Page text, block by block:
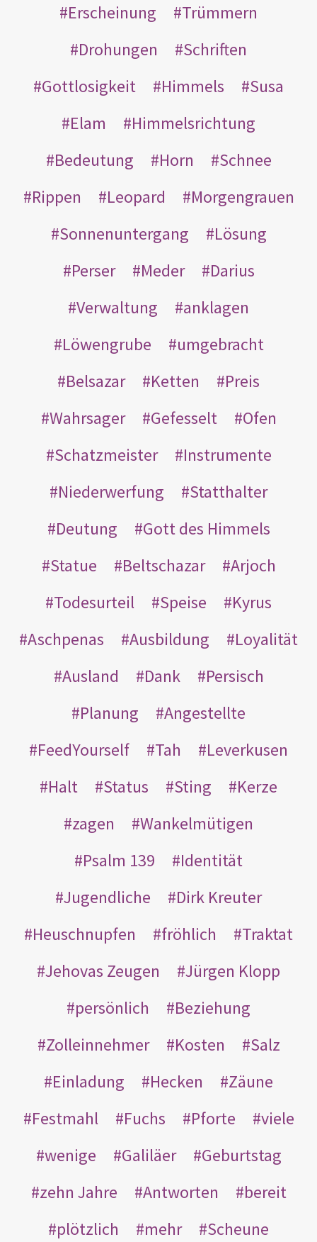
Erscheinung
Trümmern
Drohungen
Schriften
Gottlosigkeit
Himmels
Susa
Elam
Himmelsrichtung
Bedeutung
Horn
Schnee
Rippen
Leopard
Morgengrauen
Sonnenuntergang
Lösung
Perser
Meder
Darius
Verwaltung
anklagen
Löwengrube
umgebracht
Belsazar
Ketten
Preis
Wahrsager
Gefesselt
Ofen
Schatzmeister
Instrumente
Niederwerfung
Statthalter
Deutung
Gott des Himmels
Statue
Beltschazar
Arjoch
Todesurteil
Speise
Kyrus
Aschpenas
Ausbildung
Loyalität
Ausland
Dank
Persisch
Planung
Angestellte
FeedYourself
Tah
Leverkusen
Halt
Status Sting
Kerze
zagen
Wankelmütigen
Psalm 139
Identität
Jugendliche
Dirk Kreuter
Heuschnupfen
fröhlich
Traktat
Jehovas Zeugen
Jürgen Klopp
persönlich
Beziehung
Zolleinnehmer
Kosten
Salz
Einladung
Hecken
Zäune
Festmahl
Fuchs Pforte
viele
wenige
Galiläer
Geburtstag
zehn Jahre
Antworten
bereit
plötzlich
mehr Scheune